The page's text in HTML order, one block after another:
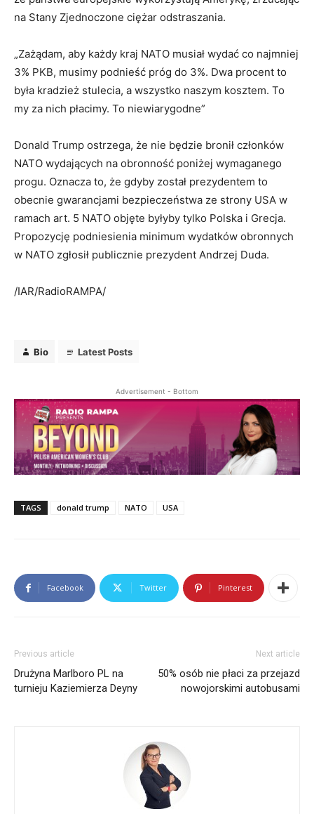
Teresa Myśliwiec
na Stany Zjednoczone ciężar odstraszania.
„Zażądam, aby każdy kraj NATO musiał wydać co najmniej
3% PKB, musimy podnieść próg do 3%. Dwa procent to
była kradzież stulecia, a wszystko naszym kosztem. To
my za nich płacimy. To niewiarygodne”
Donald Trump ostrzega, że nie będzie bronił członków
NATO wydających na obronność poniżej wymaganego
progu. Oznacza to, że gdyby został prezydentem to
obecnie gwarancjami bezpieczeństwa ze strony USA w
ramach art. 5 NATO objęte byłyby tylko Polska i Grecja.
Propozycję podniesienia minimum wydatków obronnych
w NATO zgłosił publicznie prezydent Andrzej Duda.
/IAR/RadioRAMPA/
Bio Latest Posts
Advertisement - Bottom
TAGS donald trump NATO USA
Facebook Twitter Pinterest
Previous article
Drużyna Marlboro PL na
turnieju Kaziemierza Deyny
Next article
50% osób nie płaci za przejazd
nowojorskimi autobusami